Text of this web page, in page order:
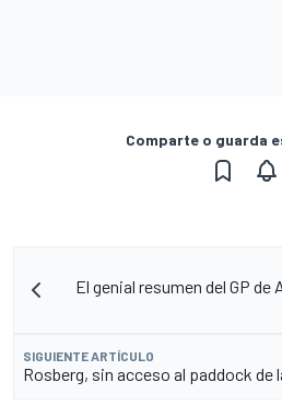
Comparte o guarda
El genial resumen del GP de
SIGUIENTE ARTÍCULO
Rosberg, sin acceso al paddock de